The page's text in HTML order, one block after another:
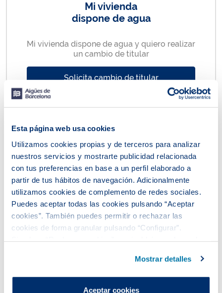
Esta página web usa cookies
Utilizamos cookies propias y de terceros para analizar
nuestros servicios y mostrarte publicidad relacionada
con tus preferencias en base a un perfil elaborado a
partir de tus hábitos de navegación. Adicionalmente
utilizamos cookies de complemento de redes sociales.
Puedes aceptar todas las cookies pulsando “Aceptar
cookies”. También puedes permitir o rechazar las
cookies de forma granular pulsando “Configurar”.
son indispensables para que el sitio web funcione y que
por tanto no se pueden desactivar.
Puedes consultar más información en nuestra
Mostrar detalles
Aceptar cookies
Mi vivienda
dispone de agua
Mi vivienda dispone de agua y quiero realizar
un cambio de titular
Solicita cambio de titular
Mi vivienda no
dispone de agua
Tengo una instalación
Solicita alta